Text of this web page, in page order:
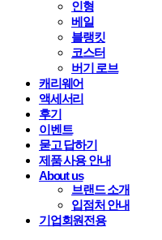
인형
베일
블랭킷
코스터
버기 로브
캐리웨어
액세서리
후기
이벤트
묻고 답하기
제품 사용 안내
About us
브랜드 소개
입점처 안내
기업회원전용